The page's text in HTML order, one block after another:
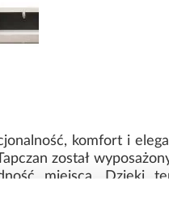
komfort i
został
miejsca. Dzięki
wygodne w